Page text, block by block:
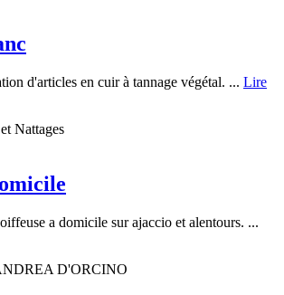
d'articles en cuir à tannage végétal. ... Lire
Nattages
a domicile sur ajaccio et alentours. ...
D'ORCINO